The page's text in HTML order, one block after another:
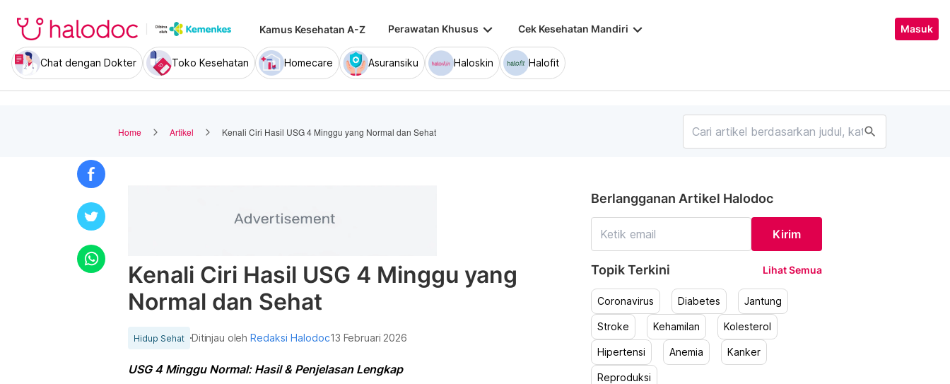
Kamus Kesehatan A-Z Perawatan Khusus keyboard_arrow_down Cek Kesehatan Mandiri keyboard_arrow_down Masuk
Chat dengan Dokter Toko Kesehatan Homecare Asuransiku Haloskin Halofit
Home Artikel Kenali Ciri Hasil USG 4 Minggu yang Normal dan Sehat search
Kenali Ciri Hasil USG 4 Minggu yang
Normal dan Sehat
Hidup Sehat Ditinjau olehRedaksi Halodoc13 Februari 2026
USG 4 Minggu Normal: Hasil & Penjelasan Lengkap
Berlangganan Artikel Halodoc
Kirim
Topik Terkini Lihat Semua
Coronavirus Diabetes Jantung
Stroke Kehamilan Kolesterol
Hipertensi Anemia Kanker
Reproduksi